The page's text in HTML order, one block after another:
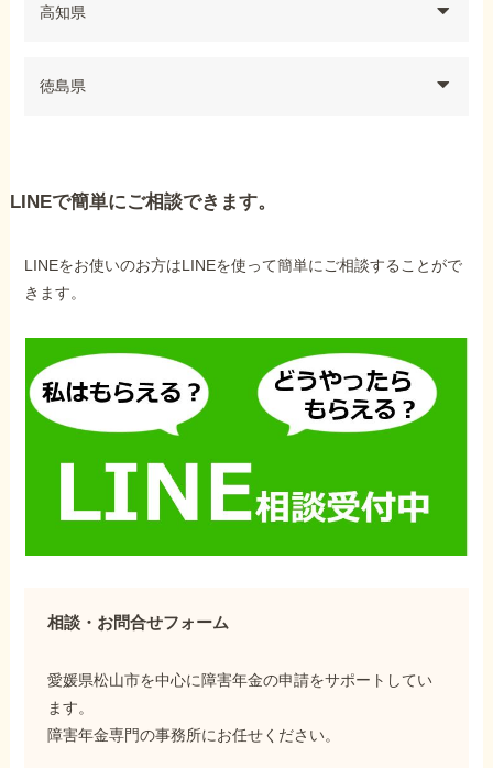
高知県
徳島県
LINEで簡単にご相談できます。
LINEをお使いのお方はLINEを使って簡単にご相談することがで
きます。
相談・お問合せフォーム
愛媛県松山市を中心に障害年金の申請をサポートしてい
ます。
障害年金専門の事務所にお任せください。